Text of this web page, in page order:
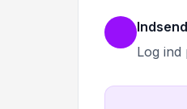
Log ind